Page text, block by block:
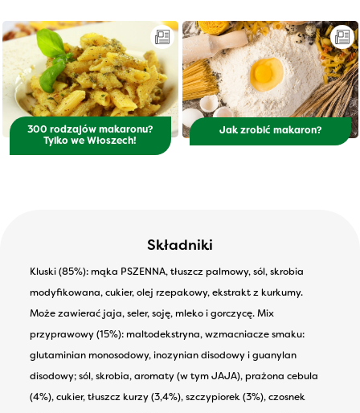
300 rodzajów makaronu?
Tylko we Włoszech!
Jak zrobić makaron?
Składniki
Kluski (85%): mąka PSZENNA, tłuszcz palmowy, sól, skrobia
modyfikowana, cukier, olej rzepakowy, ekstrakt z kurkumy.
Może zawierać jaja, seler, soję, mleko i gorczycę. Mix
przyprawowy (15%): maltodekstryna, wzmacniacze smaku:
glutaminian monosodowy, inozynian disodowy i guanylan
disodowy; sól, skrobia, aromaty (w tym JAJA), prażona cebula
(4%), cukier, tłuszcz kurzy (3,4%), szczypiorek (3%), czosnek